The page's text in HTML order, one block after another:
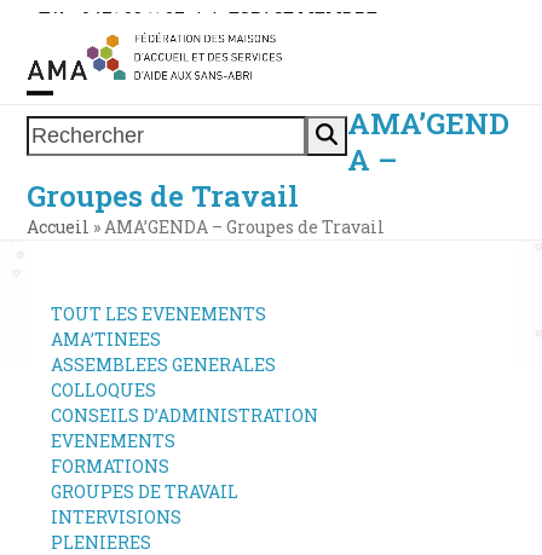
Skip
content
Tél. : 0471 38 11 37 | | ESPACE MEMBRE
Rechercher
Open
mobile
menu
Close
mobile
menu
AMA’GEND
A –
Groupes de Travail
Accueil »AMA’GENDA – Groupes de Travail
TOUT LES EVENEMENTS
AMA’TINEES
ASSEMBLEES GENERALES
COLLOQUES
CONSEILS D’ADMINISTRATION
EVENEMENTS
FORMATIONS
GROUPES DE TRAVAIL
INTERVISIONS
PLENIERES